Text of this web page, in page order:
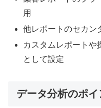
用
他レポートのセカン
カスタムレポートや
として設定
データ分析のポイ